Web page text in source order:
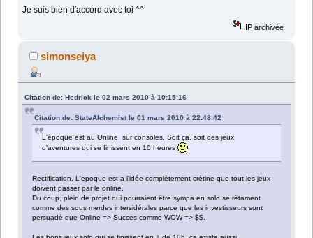
Je suis bien d'accord avec toi ^^
IP archivée
simonseiya
Citation de: Hedrick le 02 mars 2010 à 10:15:16
Citation de: StateAlchemist le 01 mars 2010 à 22:48:42
L'époque est au Online, sur consoles. Soit ça, soit des jeux
d'aventures qui se finissent en 10 heures
Rectification, L'epoque est a l'idée complètement crétine que tout les jeux
doivent passer par le online.
Du coup, plein de projet qui pourraient être sympa en solo se rétament
comme des sous merdes intersidérales parce que les investisseurs sont
persuadé que Online => Succes comme WOW => $$.